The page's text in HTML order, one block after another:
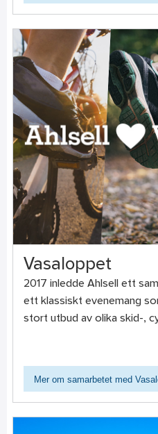
Vasaloppet
2017 inledde Ahlsell ett
ett klassiskt evenemang
stort utbud av olika skid-,
Mer om samarbetet med